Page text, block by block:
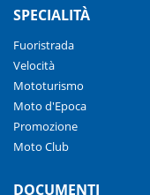
SPECIALITÀ
Fuoristrada
Velocità
Mototurismo
Moto d'Epoca
Promozione
Moto Club
DOCUMENTI